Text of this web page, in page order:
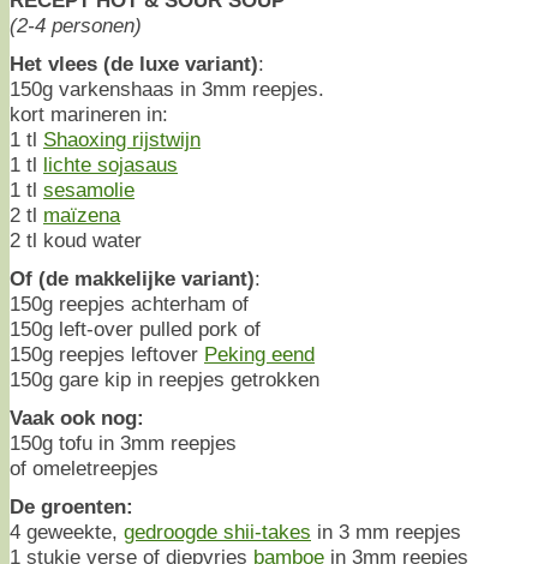
(2-4 personen)
Het vlees (de luxe variant):
150g varkenshaas in 3mm reepjes.
kort marineren in:
1 tl Shaoxing rijstwijn
1 tl lichte sojasaus
1 tl sesamolie
2 tl maïzena
2 tl koud water
Of (de makkelijke variant):
150g reepjes achterham of
150g left-over pulled pork of
150g reepjes leftover Peking eend
150g gare kip in reepjes getrokken
Vaak ook nog:
150g tofu in 3mm reepjes
of omeletreepjes
De groenten:
4 geweekte, gedroogde shii-takes in 3 mm reepjes
1 stukje verse of diepvries bamboe in 3mm reepjes